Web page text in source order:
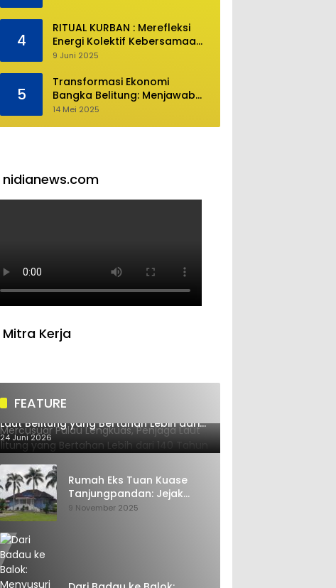
4
RITUAL KURBAN : Merefleksi
Energi Kolektif Kebersamaan
dan Mengeliminasi Sifat
9 Juni 2025
5
Transformasi Ekonomi
Bangka Belitung: Menjawab
Tantangan Melalui
14 Mei 2025
nidianews.com
Mitra Kerja
FEATURE
Mercusuar Pulau Lengkuas, Penjaga
Laut Belitung yang Bertahan Lebih dari
140 Tahun
24 Juni 2026
Rumah Eks Tuan Kuase
Tanjungpandan: Jejak
Penguasa, Jejak Kenangan
9 November 2025